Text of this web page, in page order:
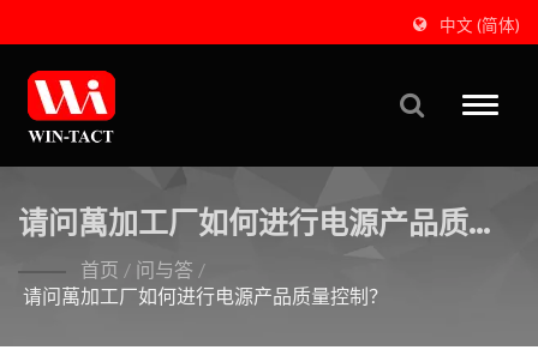
中文 (简体)
Toggle
请问萬加工厂如何进行电源产品质量
控制？
首页 / 问与答 /
请问萬加工厂如何进行电源产品质量控制？